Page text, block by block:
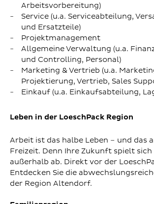
Arbeitsvorbereitung)
Service (u.a. Serviceabteilung,
und Ersatzteile)
Projektmanagement
Allgemeine Verwaltung (u.a.
und Controlling, Personal)
Marketing & Vertrieb (u.a.
Projektierung, Vertrieb, Sales
Einkauf (u.a. Einkaufsabteilung,
Leben in der LoeschPack Region
Arbeit ist das halbe Leben – und das
Freizeit. Denn Ihre Zukunft spielt sich
außerhalb ab. Direkt vor der
Entdecken Sie die
der Region Altendorf.